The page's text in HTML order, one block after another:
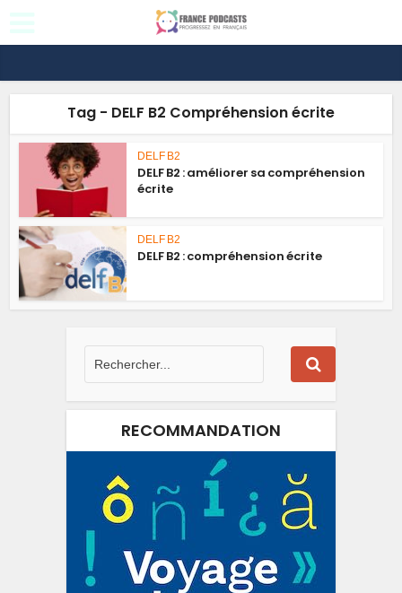
Tag - DELF B2 Compréhension écrite
DELF B2
DELF B2 : améliorer sa compréhension
écrite
DELF B2
DELF B2 : compréhension écrite
RECOMMANDATION